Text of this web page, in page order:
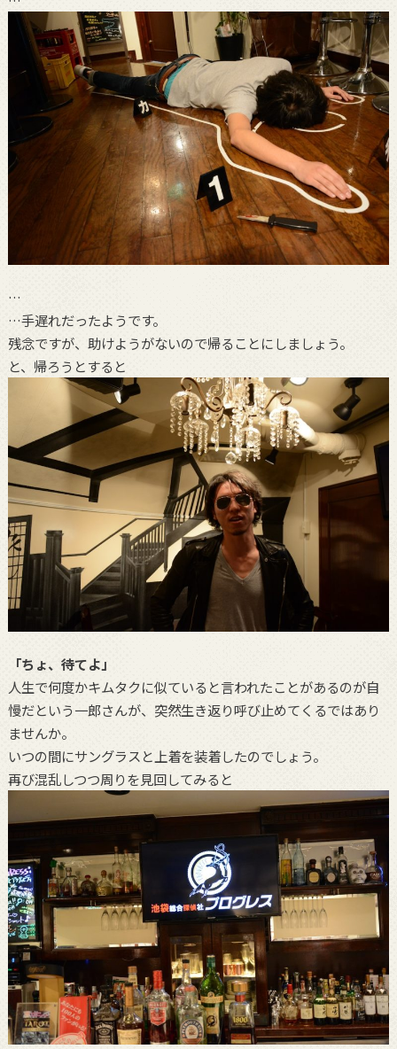
…
…手遅れだったようです。
残念ですが、助けようがないので帰ることにしましょう。
と、帰ろうとすると
「ちょ、待てよ」
人生で何度かキムタクに似ていると言われたことがあるのが自
慢だという一郎さんが、突然生き返り呼び止めてくるではあり
ませんか。
いつの間にサングラスと上着を装着したのでしょう。
再び混乱しつつ周りを見回してみると